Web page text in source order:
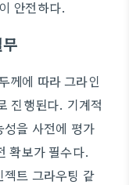
안전하다.
께에 따라 그라인
진행된다. 기계적
을 사전에 평가
확보가 필수다.
트 그라우팅 같